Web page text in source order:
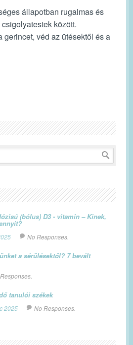
állapotban rugalmas és
között.
gerincet, véd az ütésektől és a
(bólus) D3 - vitamin – Kinek,
No Responses.
a sérülésektől? 7 bevált
tanulói székek
2025 No Responses.